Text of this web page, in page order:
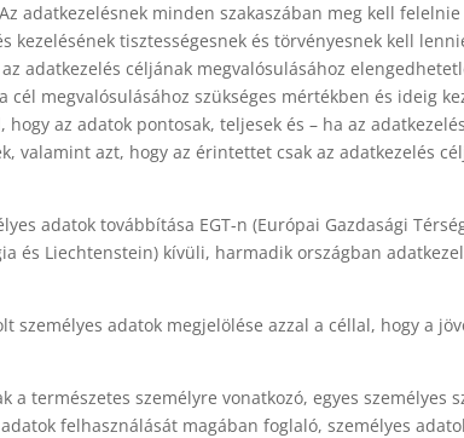
adatkezelésnek minden szakaszában meg kell felelnie
kezelésének tisztességesnek és törvényesnek kell
adatkezelés céljának megvalósulásához
cél megvalósulásához szükséges mértékben és ideig
az adatok pontosak, teljesek és – ha az
valamint azt, hogy az érintettet csak az adatkezelés
adatok továbbítása EGT-n (Európai Gazdasági
és Liechtenstein) kívüli, harmadik országban
személyes adatok megjelölése azzal a céllal, hogy a
a természetes személyre vonatkozó, egyes személyes
felhasználását magában foglaló, személyes